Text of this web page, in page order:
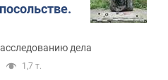
дела
1,7 т.